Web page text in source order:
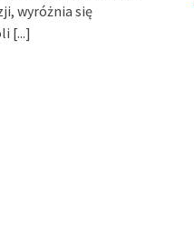
wyróżnia się
[...]